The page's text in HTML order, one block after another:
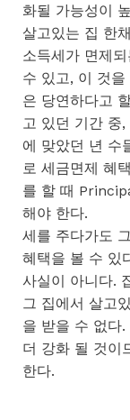
화될 가능성이
살고있는 집 한
소득세가 면제
수 있고, 이 것
은 당연하다고
고 있던 기간 중
에 맞았던 년 수
로 세금면제 혜
를 할 때
해야 한다.
세를 주다가도
혜택을 볼 수 있
사실이 아니다.
그 집에서 살고
을 받을 수 없다
더 강화 될 것이
한다.